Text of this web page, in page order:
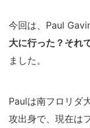
今回は、Paul
大に行った？それ
ました。
Paulは南フロリダ
攻出身で、現在は